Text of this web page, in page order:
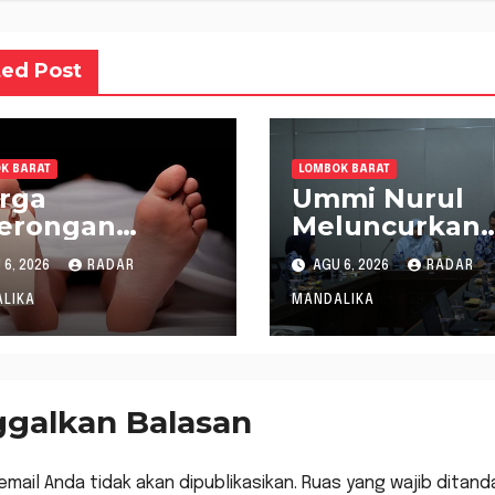
Post
BARAT
saat
Ikan di
6, 2026 RADAR
LOMBOK BARAT
Ummi Nurul
Meluncurkan
Gerakan
Menanam
Tangani
AGU 6, 2026 RADAR
MANDALIKA
Balasan
Anda tidak akan dipublikasikan. Ruas yang wajib